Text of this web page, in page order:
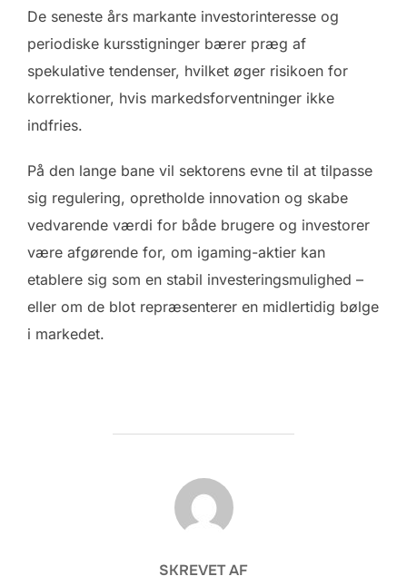
De seneste års markante investorinteresse og
periodiske kursstigninger bærer præg af
spekulative tendenser, hvilket øger risikoen for
korrektioner, hvis markedsforventninger ikke
indfries.
På den lange bane vil sektorens evne til at tilpasse
sig regulering, opretholde innovation og skabe
vedvarende værdi for både brugere og investorer
være afgørende for, om igaming-aktier kan
etablere sig som en stabil investeringsmulighed –
eller om de blot repræsenterer en midlertidig bølge
i markedet.
FORFATTER
SKREVET AF